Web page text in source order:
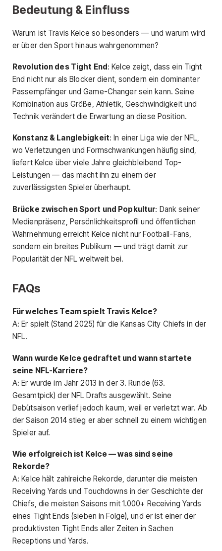
Bedeutung & Einfluss
Warum ist Travis Kelce so besonders — und warum wird
er über den Sport hinaus wahrgenommen?
Revolution des Tight End: Kelce zeigt, dass ein Tight
End nicht nur als Blocker dient, sondern ein dominanter
Passempfänger und Game-Changer sein kann. Seine
Kombination aus Größe, Athletik, Geschwindigkeit und
Technik verändert die Erwartung an diese Position.
Konstanz & Langlebigkeit: In einer Liga wie der NFL,
wo Verletzungen und Formschwankungen häufig sind,
liefert Kelce über viele Jahre gleichbleibend Top-
Leistungen — das macht ihn zu einem der
zuverlässigsten Spieler überhaupt.
Brücke zwischen Sport und Popkultur: Dank seiner
Medienpräsenz, Persönlichkeitsprofil und öffentlichen
Wahrnehmung erreicht Kelce nicht nur Football-Fans,
sondern ein breites Publikum — und trägt damit zur
Popularität der NFL weltweit bei.
FAQs
Für welches Team spielt Travis Kelce?
A: Er spielt (Stand 2025) für die Kansas City Chiefs in der
NFL.
Wann wurde Kelce gedraftet und wann startete
seine NFL-Karriere?
A: Er wurde im Jahr 2013 in der 3. Runde (63.
Gesamtpick) der NFL Drafts ausgewählt. Seine
Debütsaison verlief jedoch kaum, weil er verletzt war. Ab
der Saison 2014 stieg er aber schnell zu einem wichtigen
Spieler auf.
Wie erfolgreich ist Kelce — was sind seine
Rekorde?
A: Kelce hält zahlreiche Rekorde, darunter die meisten
Receiving Yards und Touchdowns in der Geschichte der
Chiefs, die meisten Saisons mit 1.000+ Receiving Yards
eines Tight Ends (sieben in Folge), und er ist einer der
produktivsten Tight Ends aller Zeiten in Sachen
Receptions und Yards.